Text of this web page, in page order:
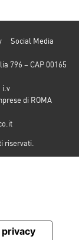
Social Media
796 – CAP 00165
i.v
di ROMA
riservati.